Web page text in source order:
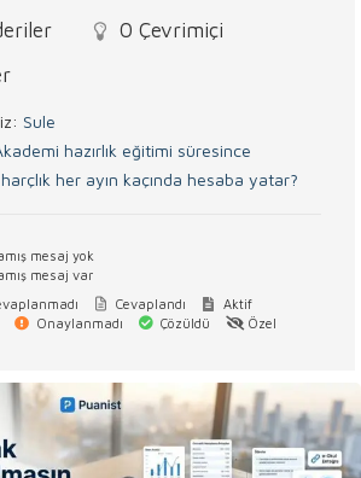
0 Çevrimiçi
Sule
hazırlık eğitimi süresince
her ayın kaçında hesaba yatar?
mesaj yok
mesaj var
Cevaplandı
Aktif
Onaylanmadı Çözüldü
Özel